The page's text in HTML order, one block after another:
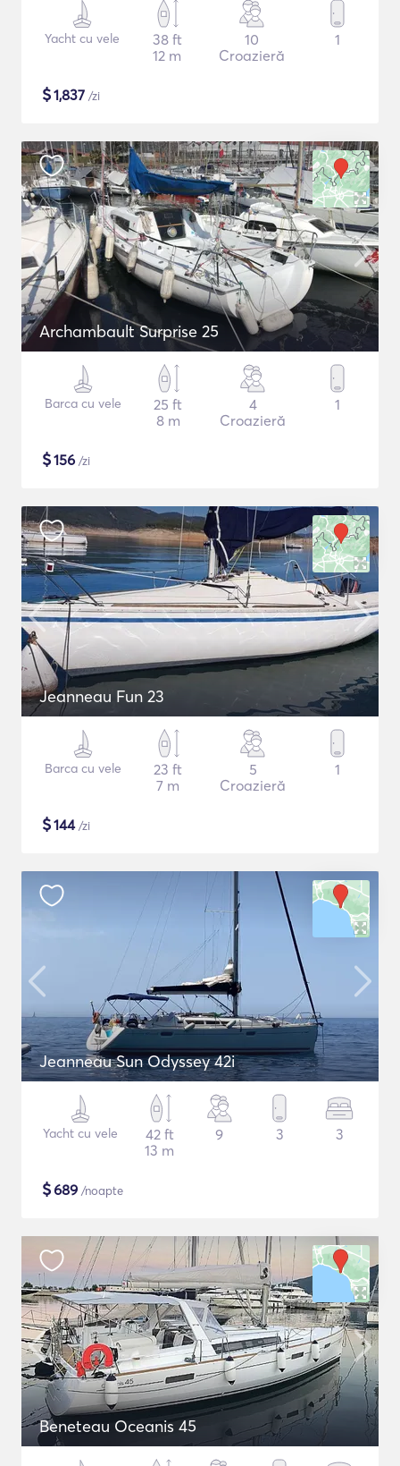
Yacht cu vele
38 ft
12 m
10
Croazieră
1
$1,837 /zi
Archambault Surprise 25
Barca cu vele
25 ft
8 m
4
Croazieră
1
$156 /zi
Jeanneau Fun 23
Barca cu vele
23 ft
7 m
5
Croazieră
1
$144/zi
Jeanneau Sun Odyssey 42i
Yacht cu vele
42 ft
13 m
9 3 3
$689 /noapte
Beneteau Oceanis 45